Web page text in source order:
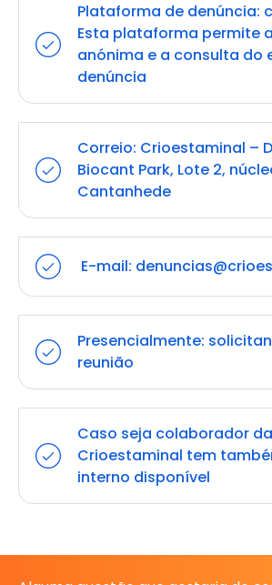
Plataforma de denúncia:
Esta plataforma permite
anónima e a consulta do
denúncia
Correio: Crioestaminal –
Biocant Park, Lote 2,
Cantanhede
E-mail:
Presencialmente:
reunião
Caso seja colaborador da
Crioestaminal tem
interno disponível